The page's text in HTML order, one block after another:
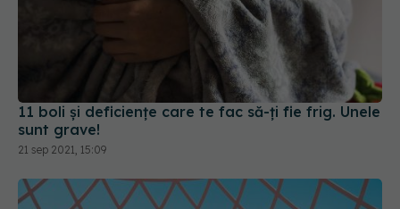
11 boli și deficiențe care te fac să-ți fie frig. Unele
sunt grave!
21 sep 2021, 15:09